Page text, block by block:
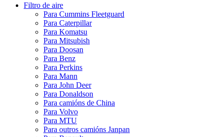
Filtro de aire
Para Cummins Fleetguard
Para Caterpillar
Para Komatsu
Para Mitsubish
Para Doosan
Para Benz
Para Perkins
Para Mann
Para John Deer
Para Donaldson
Para camións de China
Para Volvo
Para MTU
Para outros camións Janpan